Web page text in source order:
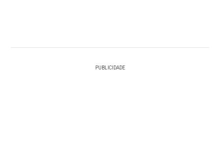
PUBLICIDADE